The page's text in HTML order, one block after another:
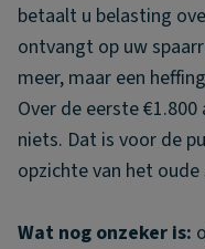
betaalt u belasting
ontvangt op uw
meer, maar een
Over de eerste
niets. Dat is voor de
opzichte van het
Wat nog onzeker is: